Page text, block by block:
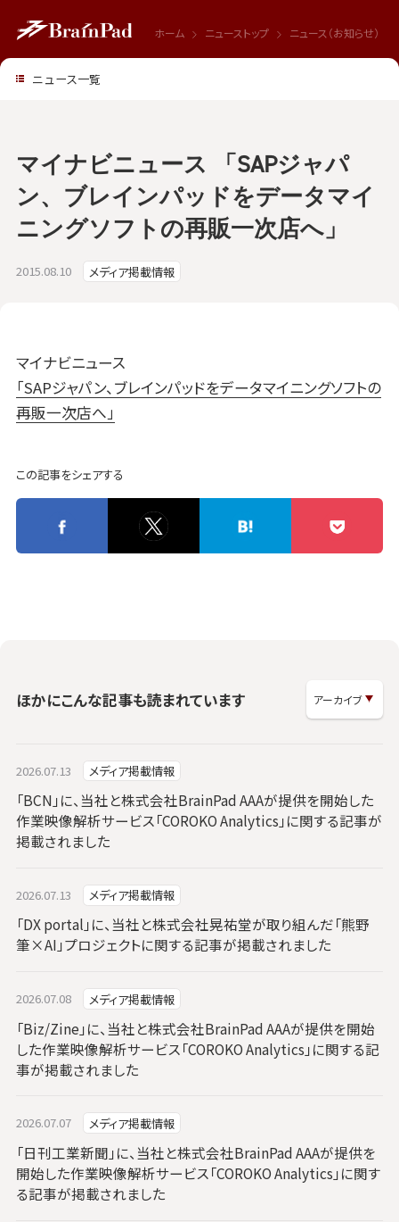
ホーム ニューストップ ニュース（お知らせ）
2015.08.10 メディア掲載情報
マイナビニュース 「SAPジャパ
ン、ブレインパッドをデータマイ
ニングソフトの再販一次店へ」
マイナビニュース
「SAPジャパン、ブレインパッドをデータマイニングソフトの
再販一次店へ」
この記事をシェアする
ほかにこんな記事も読まれています
2026.07.13 メディア掲載情報
「BCN」に、当社と株式会社BrainPad AAAが提供を開始した
作業映像解析サービス「COROKO Analytics」に関する記事が
掲載されました
2026.07.13 メディア掲載情報
「DX portal」に、当社と株式会社晃祐堂が取り組んだ「熊野
筆×AI」プロジェクトに関する記事が掲載されました
2026.07.08 メディア掲載情報
「Biz/Zine」に、当社と株式会社BrainPad AAAが提供を開始
した作業映像解析サービス「COROKO Analytics」に関する記
事が掲載されました
2026.07.07 メディア掲載情報
「日刊工業新聞」に、当社と株式会社BrainPad AAAが提供を
開始した作業映像解析サービス「COROKO Analytics」に関す
る記事が掲載されました
ニュース一覧